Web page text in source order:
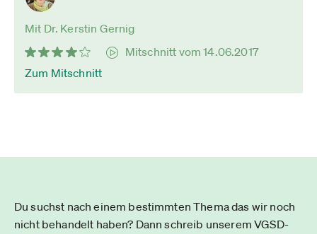
Mit Dr. Kerstin Gernig
Mitschnitt vom 14.06.2017
Zum Mitschnitt
Du suchst nach einem bestimmten Thema das wir noch
nicht behandelt haben? Dann schreib unserem VGSD-